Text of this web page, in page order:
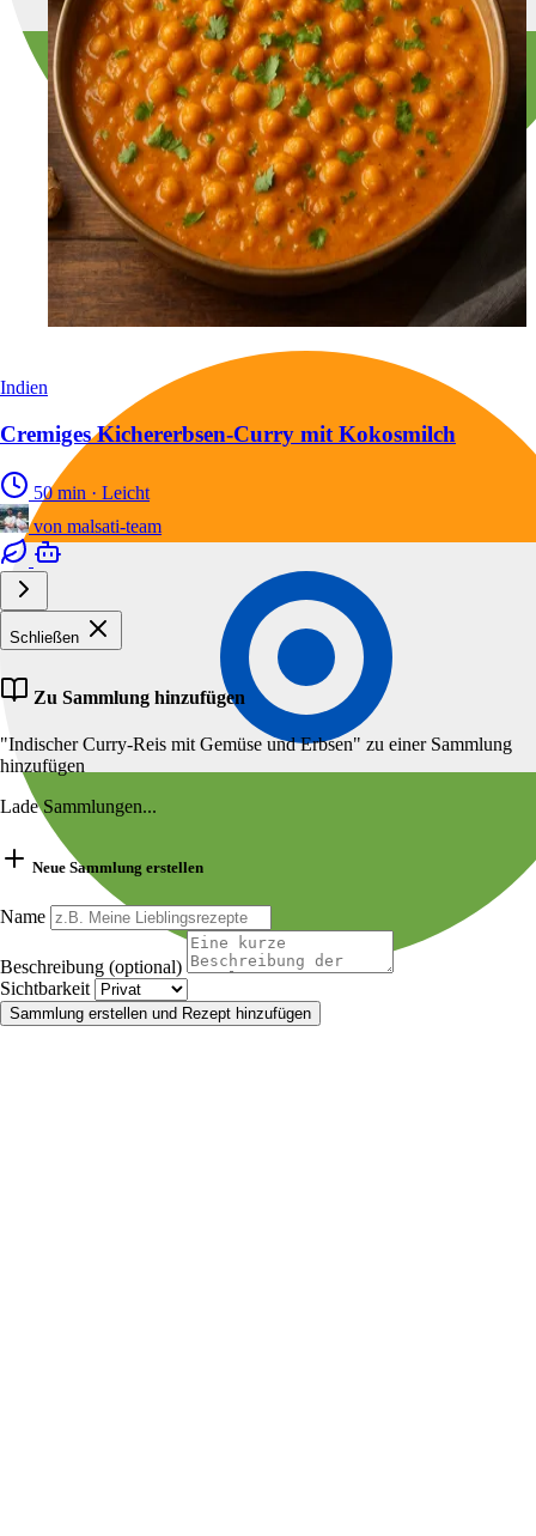
Indien
Cremiges Kichererbsen-Curry mit Kokosmilch
50 min · Leicht
von malsati-team
Schließen
Zu Sammlung hinzufügen
"Indischer Curry-Reis mit Gemüse und Erbsen" zu einer Sammlung
hinzufügen
Lade Sammlungen...
Neue Sammlung erstellen
Name
Beschreibung (optional)
Sichtbarkeit
Sammlung erstellen und Rezept hinzufügen